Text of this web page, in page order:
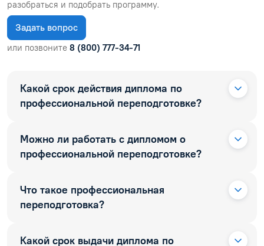
разобраться и подобрать программу.
Задать вопрос
или позвоните 8 (800) 777-34-71
Какой срок действия диплома по
профессиональной переподготовке?
Можно ли работать с дипломом о
профессиональной переподготовке?
Что такое профессиональная
переподготовка?
Какой срок выдачи диплома по